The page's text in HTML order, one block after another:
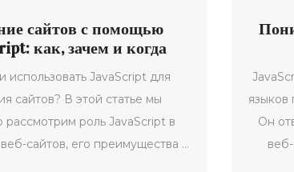
сайтов с помощью
как, зачем и когда
использовать JavaScript для
сайтов? В этой статье мы
роль JavaScript в
сайтов, его преимущества и
языков
Он